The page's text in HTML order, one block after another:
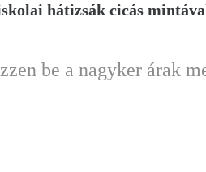
hátizsák cicás
be a nagyker árak